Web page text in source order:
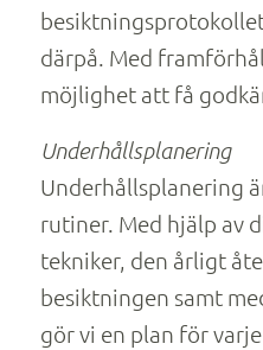
därpå. Med
möjlighet att få
Underhållsplanering
Underhållsplanering
rutiner. Med hjälp av
tekniker, den årligt
besiktningen samt
gör vi en plan för